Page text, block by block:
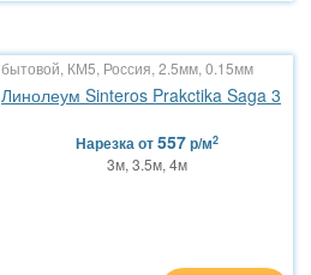
бытовой, КМ5, Россия, 2.5мм, 0.15мм
Линолеум Sinteros Prakctika Saga 3
Нарезкаот557р/м2
3м, 3.5м, 4м